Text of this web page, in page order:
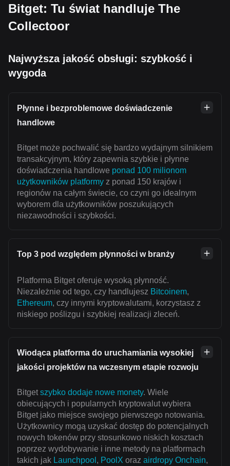
Bitget: Tu świat handluje The
Collectoor
Najwyższa jakość obsługi: szybkość i
wygoda
Płynne i bezproblemowe doświadczenie
handlowe
Bitget może pochwalić się bardzo wydajnym silnikiem
transakcyjnym, który zapewnia szybkie i płynne
doświadczenia handlowe ponad 100 milionom
użytkowników platformy z ponad 150 krajów i
regionów na całym świecie, co czyni go idealnym
wyborem dla użytkowników poszukujących
niezawodności i szybkości.
Top 3 pod względem płynności w branży
Platforma Bitget oferuje wysoką płynność.
Niezależnie od tego, czy handlujesz Bitcoinem,
Ethereum, czy innymi kryptowalutami, korzystasz z
niskiego poślizgu i szybkiej realizacji zleceń.
Wiodąca platforma do uruchamiania wysokiej
jakości projektów na wczesnym etapie rozwoju
Bitget szybko dodaje nowe monety. Wiele
obiecujących i popularnych kryptowalut wybiera
Bitget jako miejsce swojego pierwszego notowania.
Użytkownicy mogą uzyskać dostęp do potencjalnych
nowych tokenów przy stosunkowo niskich kosztach
poprzez wydobywanie i inne metody na platformach
takich jak Launchpool , PoolX oraz airdropy Onchain,